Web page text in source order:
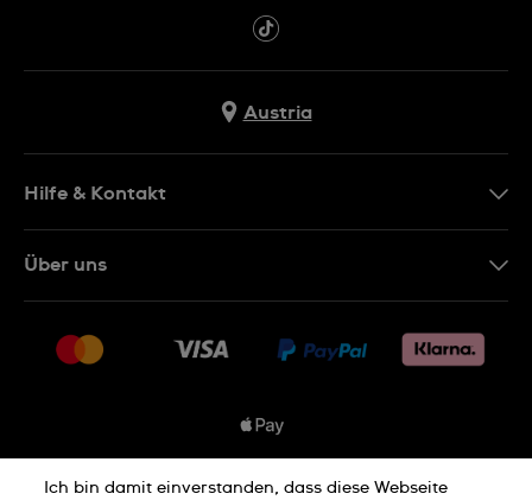
Austria
Hilfe & Kontakt
Rückgaberecht
Über uns
Jobs
Ich bin damit einverstanden, dass diese Webseite